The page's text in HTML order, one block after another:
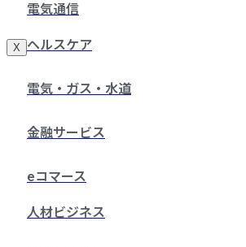
X
電気通信
ヘルスケア
電気・ガス・水道
金融サービス
eコマース
人材ビジネス